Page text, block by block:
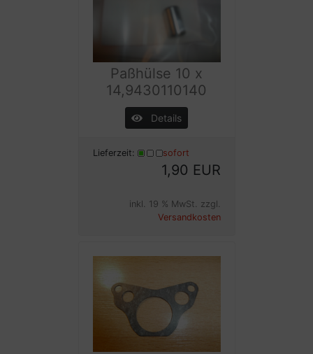
Paßhülse 10 x
14,9430110140
Details
Lieferzeit: sofort
1,90 EUR
inkl. 19 % MwSt. zzgl.
Versandkosten